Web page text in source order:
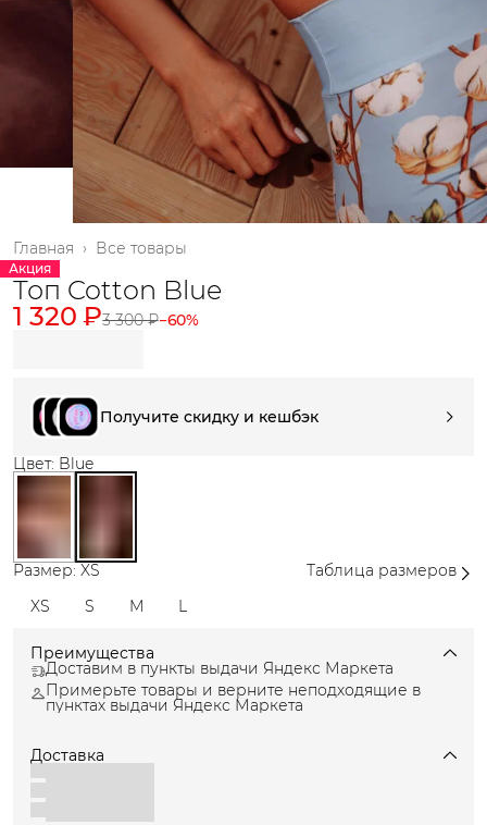
Все товары
Главная ›
Акция
Топ Cotton Blue
1 320 ₽3 300 ₽−60%
Получите скидку и кешбэк
Цвет: Blue
Размер: XS
Таблица размеров
XS
S M L
Преимущества
Доставим в пункты выдачи Яндекс Маркета
Примерьте товары и верните неподходящие в
пунктах выдачи Яндекс Маркета
Доставка